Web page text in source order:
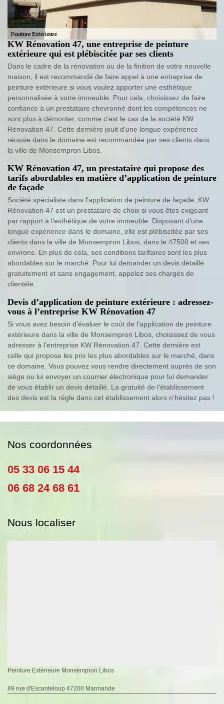
KW Rénovation 47, une entreprise de peinture
extérieure qui est plébiscitée par ses clients
Dans le cadre de la rénovation ou de la finition de votre nouvelle
maison, il est recommandé de faire appel à une entreprise de
peinture extérieure si vous voulez apporter une esthétique
personnalisée à votre immeuble. Pour cela, choisissez de faire
confiance à un prestataire chevronné dont les compétences ne
sont plus à démonter, comme c’est le cas de la société KW
Rénovation 47. Cette dernière jouit d’une longue expérience
réussie dans le domaine est recommandée par ses clients dans
la ville de Monsempron Libos.
KW Rénovation 47, un prestataire qui propose des
tarifs abordables en matière d’application de peinture
de façade
Société spécialiste dans l’application de peinture de façade, KW
Rénovation 47 est un prestataire de choix si vous êtes exigeant
par rapport à l’esthétique de votre immeuble. Disposant d’une
longue expérience dans le domaine, elle est plébiscitée par ses
clients dans la ville de Monsempron Libos, dans le 47500 et ses
environs. En plus de cela, ses conditions tarifaires sont les plus
abordables sur le marché. Pour lui demander un devis détaillé
gratuitement et sans engagement, appelez ses chargés de
clientèle.
Devis d’application de peinture extérieure : adressez-
vous à l’entreprise KW Rénovation 47
Si vous avez besoin d’évaluer le coût de l’application de peinture
extérieure dans la ville de Monsempron Libos, choisissez de vous
adresser à l’entreprise KW Rénovation 47. Cette dernière est
celle qui propose les prix les plus abordables sur le marché, dans
ce domaine. Vous pouvez vous rendre directement auprès de son
siège ou lui envoyer un courrier électronique pour lui demander
de vous établir un devis détaillé. La gratuité de l’établissement
des devis est la règle dans cet établissement alors n’hésitez pas !
Nos coordonnées
05 33 06 15 44
06 68 24 68 61
Nous localiser
Peinture Extérieure Monsempron Libos
89 rue d'Escanteloup 47200 Marmande